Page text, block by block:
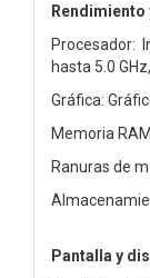
Rendimiento
Procesador:
hasta 5.0
Gráfica:
Memoria
Ranuras de
Pantalla y